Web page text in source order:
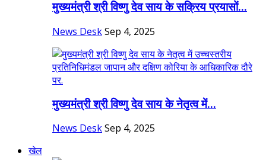
मुख्यमंत्री श्री विष्णु देव साय के सक्रिय प्रयासों...
News DeskSep 4, 2025
मुख्यमंत्री श्री विष्णु देव साय के नेतृत्व में...
News DeskSep 4, 2025
खेल